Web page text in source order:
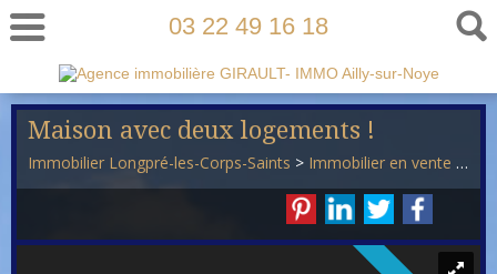
03 22 49 16 18
Maison avec deux logements !
Immobilier Longpré-les-Corps-Saints > Immobilier en vente Longpré-les-Corps-Saints